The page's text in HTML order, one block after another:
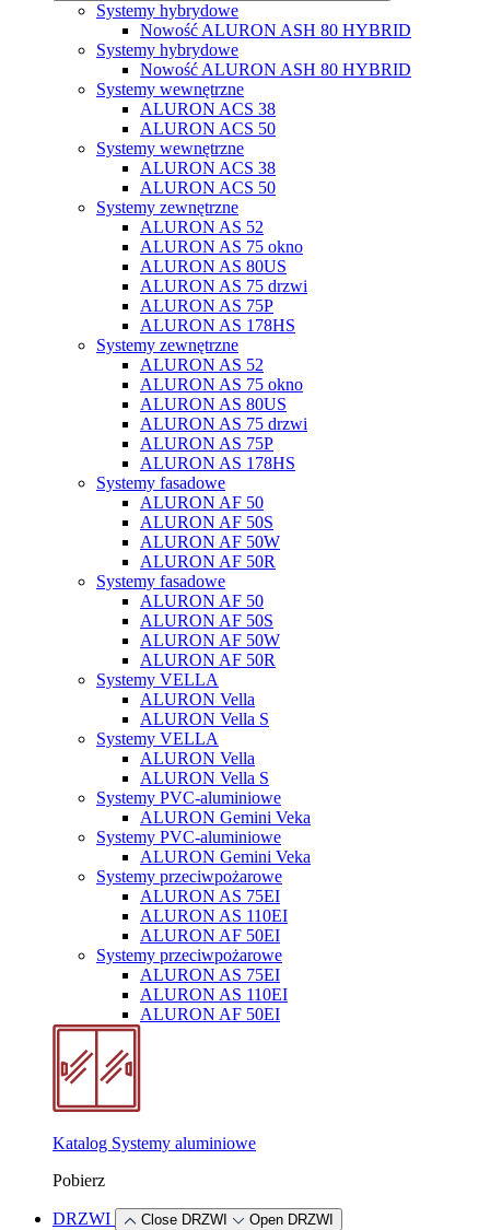
Systemy hybrydowe
Nowość ALURON ASH 80 HYBRID
Systemy hybrydowe
Nowość ALURON ASH 80 HYBRID
Systemy wewnętrzne
ALURON ACS 38
ALURON ACS 50
Systemy wewnętrzne
ALURON ACS 38
ALURON ACS 50
Systemy zewnętrzne
ALURON AS 52
ALURON AS 75 okno
ALURON AS 80US
ALURON AS 75 drzwi
ALURON AS 75P
ALURON AS 178HS
Systemy zewnętrzne
ALURON AS 52
ALURON AS 75 okno
ALURON AS 80US
ALURON AS 75 drzwi
ALURON AS 75P
ALURON AS 178HS
Systemy fasadowe
ALURON AF 50
ALURON AF 50S
ALURON AF 50W
ALURON AF 50R
Systemy fasadowe
ALURON AF 50
ALURON AF 50S
ALURON AF 50W
ALURON AF 50R
Systemy VELLA
ALURON Vella
ALURON Vella S
Systemy VELLA
ALURON Vella
ALURON Vella S
Systemy PVC-aluminiowe
ALURON Gemini Veka
Systemy PVC-aluminiowe
ALURON Gemini Veka
Systemy przeciwpożarowe
ALURON AS 75EI
ALURON AS 110EI
ALURON AF 50EI
Systemy przeciwpożarowe
ALURON AS 75EI
ALURON AS 110EI
ALURON AF 50EI
Katalog Systemy aluminiowe
Pobierz
DRZWI Close DRZWI Open DRZWI